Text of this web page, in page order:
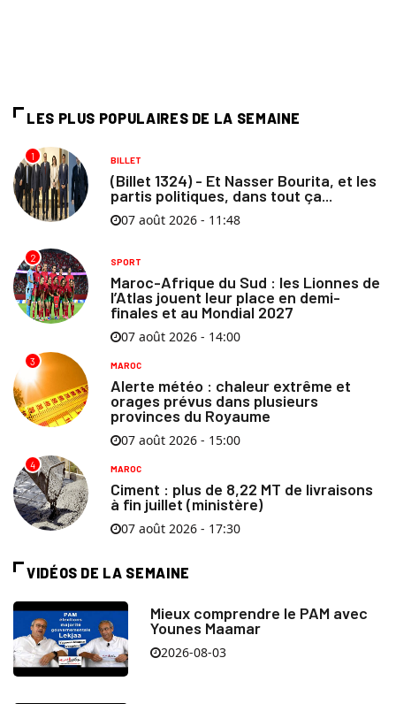
LES PLUS POPULAIRES DE LA SEMAINE
1 BILLET
(Billet 1324) - Et Nasser Bourita, et les
partis politiques, dans tout ça...
07 août 2026 - 11:48
2 SPORT
Maroc-Afrique du Sud : les Lionnes de
l’Atlas jouent leur place en demi-
finales et au Mondial 2027
07 août 2026 - 14:00
3 MAROC
Alerte météo : chaleur extrême et
orages prévus dans plusieurs
provinces du Royaume
07 août 2026 - 15:00
4 MAROC
Ciment : plus de 8,22 MT de livraisons
à fin juillet (ministère)
07 août 2026 - 17:30
VIDÉOS DE LA SEMAINE
Mieux comprendre le PAM avec
Younes Maamar
2026-08-03